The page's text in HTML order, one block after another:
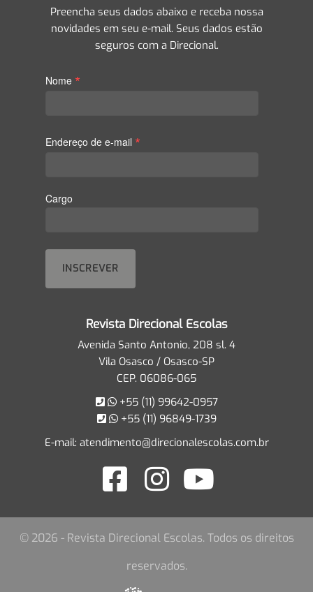
Preencha seus dados abaixo e receba nossa
novidades em seu e-mail. Seus dados estão
seguros com a Direcional.
Nome *
Endereço de e-mail *
Cargo
Revista Direcional Escolas
Avenida Santo Antonio, 208 sl. 4
Vila Osasco / Osasco-SP
CEP. 06086-065
+55 (11) 99642-0957
+55 (11) 96849-1739
E-mail: atendimento@direcionalescolas.com.br
© 2026 - Revista Direcional Escolas. Todos os direitos
reservados.